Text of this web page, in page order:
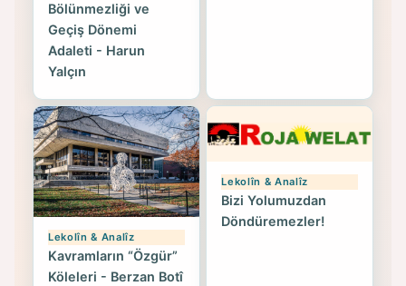
Bölünmezliği ve
Geçiş Dönemi
Adaleti - Harun
Yalçın
Lekolîn & Analîz
Kavramların “Özgür”
Köleleri - Berzan Botî
Lekolîn & Analîz
Bizi Yolumuzdan
Döndüremezler!